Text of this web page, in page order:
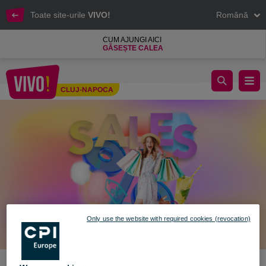
Toate site-urile VIVO! Română
CUM AJUNGI AICI
GĂSEȘTE CALEA
CLUJ-NAPOCA
Shopping cu surprize de vară!
Only use the website with required cookies (revocation)